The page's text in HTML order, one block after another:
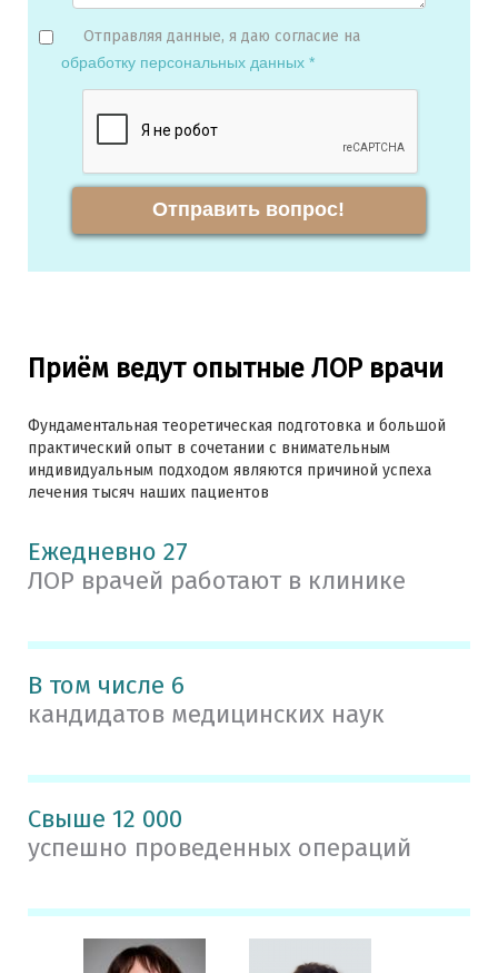
Отправляя данные, я даю согласие на
обработку персональных данных *
Отправить вопрос!
Приём ведут опытные ЛОР врачи
Фундаментальная теоретическая подготовка и большой
практический опыт в сочетании с внимательным
индивидуальным подходом являются причиной успеха
лечения тысяч наших пациентов
Ежедневно 27
ЛОР врачей работают в клинике
В том числе 6
кандидатов медицинских наук
Свыше 12 000
успешно проведенных операций